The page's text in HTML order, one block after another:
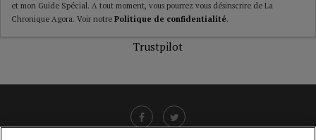
et mon Guide Spécial. A tout moment, vous pourrez vous désinscrire de La
Chronique Agora. Voir notre Politique de confidentialité.
Trustpilot